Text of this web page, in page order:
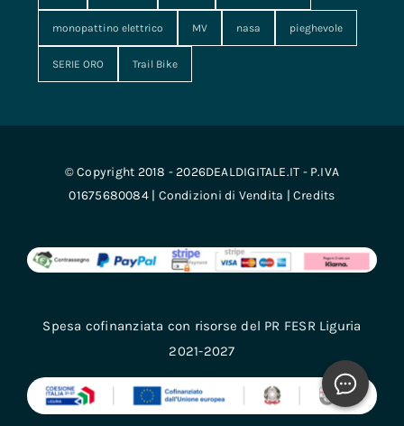
monopattino elettrico MV nasa pieghevole
SERIE ORO Trail Bike
© Copyright 2018 - 2026DEALDIGITALE.IT - P.IVA
01675680084 | Condizioni di Vendita | Credits
Spesa cofinanziata con risorse del PR FESR Liguria
2021-2027